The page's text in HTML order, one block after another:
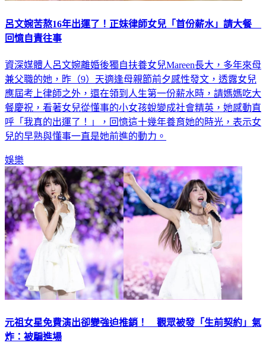
呂文婉苦熬16年出運了！正妹律師女兒「首份薪水」請大餐
回憶自責往事
資深媒體人呂文婉離婚後獨自扶養女兒Mareen長大，多年來母
兼父職的她，昨（9）天適逢母親節前夕感性發文，透露女兒
應屆考上律師之外，還在領到人生第一份薪水時，請媽媽吃大
餐慶祝，看著女兒從懂事的小女孩蛻變成社會精英，她感動直
呼「我真的出運了！」，回憶這十幾年養育她的時光，表示女
兒的早熟與懂事一直是她前進的動力。
娛樂
元祖女星免費演出卻變強迫推銷！ 觀眾被發「生前契約」氣
炸：被騙進場